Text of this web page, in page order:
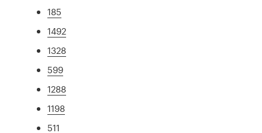
185
1492
1328
599
1288
1198
511